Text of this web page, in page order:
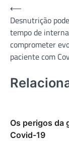
Navegação
de
Post
⟵
Desnutrição
tempo de
comprometer
paciente com
Os perigos da
Covid-19